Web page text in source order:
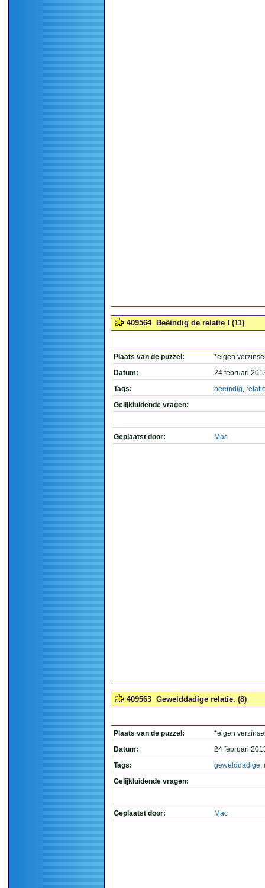
409564 Beëindig de relatie ! (11)
Plaats van de puzzel:
*eigen
Datum:
24 februari
Tags:
beëindig,
Gelijkluidende vragen:
Geplaatst door: Mac
409563 Gewelddadige relatie. (8)
Plaats van de puzzel:
*eigen
Datum:
24 februari
Tags:
gewelddadige,
Gelijkluidende vragen:
Geplaatst door: Mac